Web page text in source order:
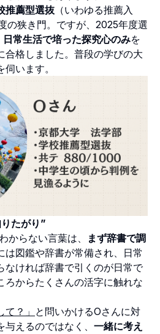
推薦型選抜 （いわゆる推薦入
の狭き門。ですが、2025年度選
日常生活で培った探究心のみを
合格しました。普段の学びの大
います。
りたがり”
からない言葉は、
まず辞書で調
は図鑑や辞書が常備され、日常
なければ辞書で引くのが日常で
ろからたくさんの活字に触れな
て？」 と問いかけるOさんに対
えるのではなく、 一緒に考え